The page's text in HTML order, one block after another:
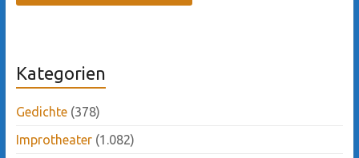
Kategorien
Gedichte(378)
Improtheater(1.082)